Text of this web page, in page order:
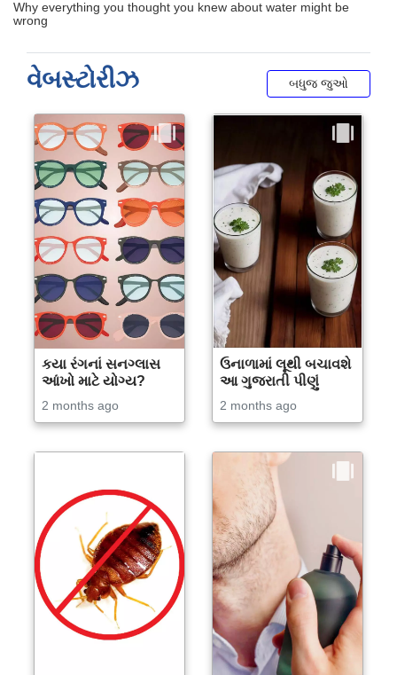
વેબસ્ટોરીઝ બધુજ જુઓ
કયા રંગનાં સનગ્લાસ
આંખો માટે યોગ્ય?
2 months ago
ઉનાળામાં લૂથી બચાવશે
આ ગુજરાતી પીણું
2 months ago